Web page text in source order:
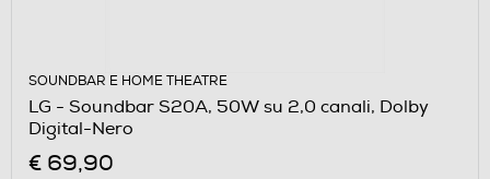
SOUNDBAR E HOME THEATRE
LG - Soundbar S20A, 50W su 2,0 canali, Dolby
Digital-Nero
€ 69,90